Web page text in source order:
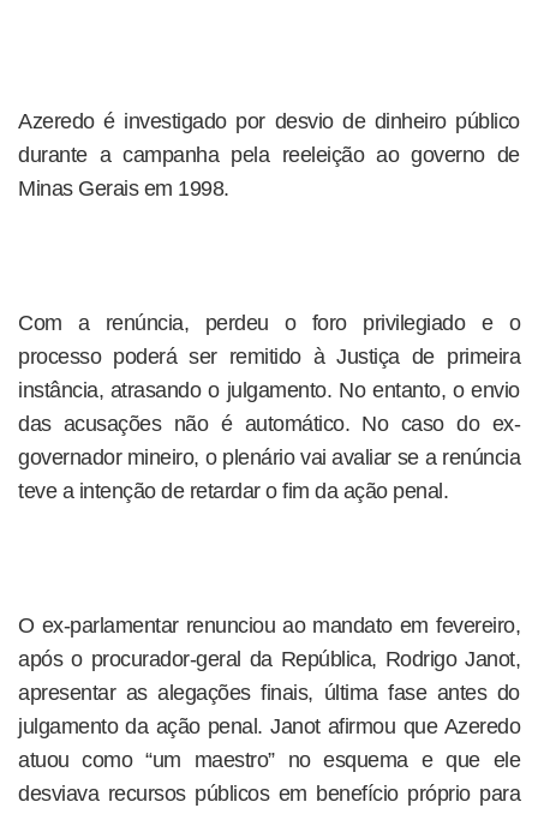
Azeredo é investigado por desvio de dinheiro público
durante a campanha pela reeleição ao governo de
Minas Gerais em 1998.
Com a renúncia, perdeu o foro privilegiado e o
processo poderá ser remitido à Justiça de primeira
instância, atrasando o julgamento. No entanto, o envio
das acusações não é automático. No caso do ex-
governador mineiro, o plenário vai avaliar se a renúncia
teve a intenção de retardar o fim da ação penal.
O ex-parlamentar renunciou ao mandato em fevereiro,
após o procurador-geral da República, Rodrigo Janot,
apresentar as alegações finais, última fase antes do
julgamento da ação penal. Janot afirmou que Azeredo
atuou como “um maestro” no esquema e que ele
desviava recursos públicos em benefício próprio para